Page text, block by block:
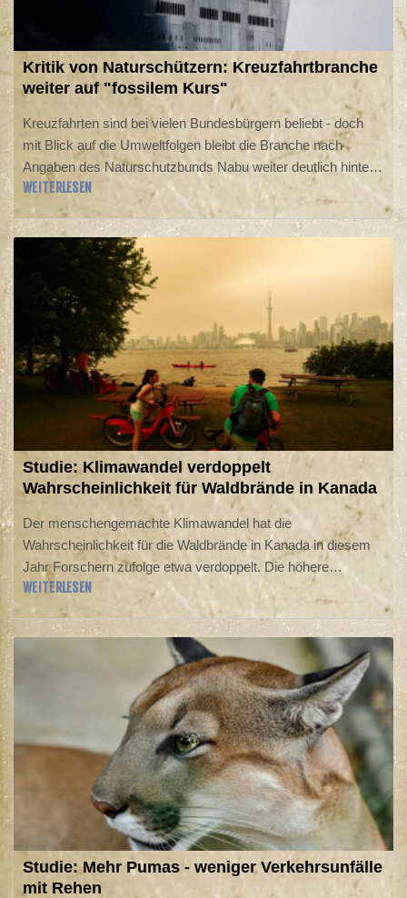
Kritik von Naturschützern: Kreuzfahrtbranche
weiter auf "fossilem Kurs"
Kreuzfahrten sind bei vielen Bundesbürgern beliebt - doch
mit Blick auf die Umweltfolgen bleibt die Branche nach
Angaben des Naturschutzbunds Nabu weiter deutlich hinter
ihren Möglichkeiten zurück. Zwar investierten die
Unternehmen zunehmend in Landstromanschlüsse, die die
Schiffe während der Liegezeit im Hafen mit Strom versorgen,
anstatt die Motoren laufen lassen zu müssen. Dennoch
bleibe die Kreuzfahrtbranche "auf fossilem Kurs", kritisierte
der Nabu am Donnerstag.
WEITERLESEN
Studie: Klimawandel verdoppelt
Wahrscheinlichkeit für Waldbrände in Kanada
Der menschengemachte Klimawandel hat die
Wahrscheinlichkeit für die Waldbrände in Kanada in diesem
Jahr Forschern zufolge etwa verdoppelt. Die höhere
Erdtemperatur sorge für Hitze, Dürre und eine "durstige"
Atmosphäre, die den Boden schneller austrocknet - das
sogenannte Feuerwetter, heißt es einer am Donnerstag
veröffentlichten Studie. Die Waldbrände zerstörten in diesem
Jahr bereits große Flächen in mehreren Teilen des Landes.
WEITERLESEN
Studie: Mehr Pumas - weniger Verkehrsunfälle
mit Rehen